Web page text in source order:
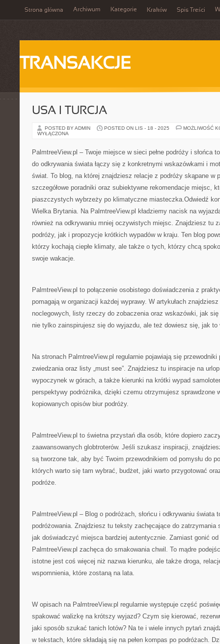
Strona główna Archiwum Kategorie Kraków Spis Treści
TRANSAKCJE
USA I TURCJA
POSTED BY ADMIN POSTED ON LIS - 18 - 2025
MOŻLIWOŚĆ
WYŁĄCZONA
PalmtreeView.pl – Twoje miejsce w sieci pełne podróży i słońca
do odkrywania świata łączy się z konkretnymi wskazówkami i
świat. To blog, na której znajdziesz relacje z podróży skąpane w
szczegółowe poradniki oraz subiektywne rekomendacje miejsc,
piaszczystych wybrzeży po klimatyczne miasteczka.Odwiedź
Wielka Brytania. Na PalmtreeView.pl kładziemy nacisk na
również na odkrywaniu mniej oczywistych miejsc. Znajdziesz tu
podróży, jak i propozycje krótkich wypadów w kraju. Ten blog
którzy kochają ciepłe klimaty, ale także o tych, którzy chcą
swoje wakacje.
PalmtreeView.pl to połączenie osobistego doświadczenia z
pomagają w organizacji każdej wyprawy. W artykułach
noclegowych, listy rzeczy do zobaczenia oraz wskazówki, jak
nie tylko zainspirujesz się do wyjazdu, ale też dowiesz się, jak
Na stronach PalmtreeView.pl regularnie pojawiają się
zwiedzania oraz listy „must see”. Znajdziesz tu inspiracje na
wypoczynek w górach, a także kierunki na krótki wypad
perspektywy podróżnika, dzięki czemu otrzymujesz sprawdzone
kopiowanych opisów biur podróży.
PalmtreeView.pl to świetna przystań dla osób, które dopiero
zaawansowanych globtroterów. Jeśli szukasz inspiracji,
są tworzone tak, aby być Twoim przewodnikiem od pomysłu do
których warto się tam wybrać, budżet, jaki warto przygotować
podróże.
PalmtreeView.pl – Blog o podróżach, słońcu i odkrywaniu świata
podróżowania. Znajdziesz tu teksty zachęcające do zatrzymania
jak doświadczyć miejsca bardziej autentycznie. Zamiast gonić
PalmtreeView.pl zachęca do smakowania chwil. To mądre
istotne jest coś więcej niż nazwa kierunku, ale także droga,
wspomnienia, które zostaną na lata.
W opisach na PalmtreeView.pl regularnie występuje część
spakować walizkę na krótszy wyjazd? Czym się kierować,
jaki sposób szukać tanich lotów? Na te i wiele innych pytań
w tekstach, które składają się na pełen kompas po podróżach.